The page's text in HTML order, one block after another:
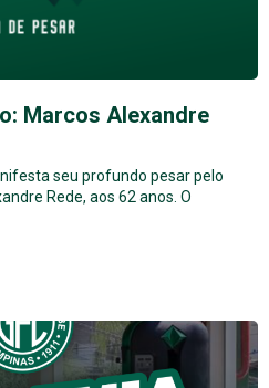
Marcos Alexandre
seu profundo pesar pelo
Rede, aos 62 anos. O